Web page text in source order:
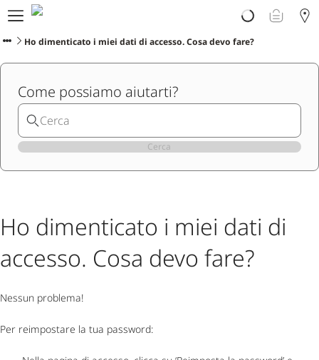
Prodotti
Scopri Ploom
Club
Assistenza
Avvertenze sul prodotto
Ho dimenticato i miei dati di accesso. Cosa devo fare?
Come possiamo aiutarti?
Cerca
Ho dimenticato i miei dati di
accesso. Cosa devo fare?
Nessun problema!
Per reimpostare la tua password: